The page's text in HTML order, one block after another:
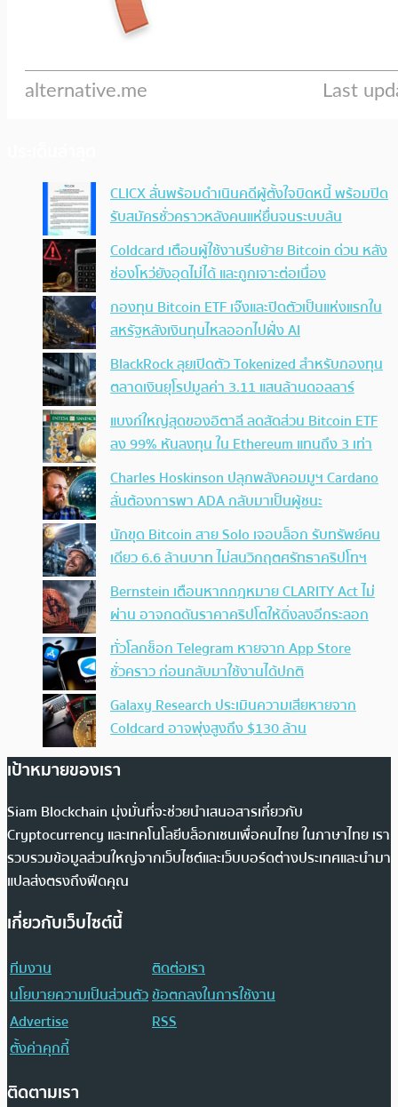
CLICX ลั่นพร้อมดำเนินคดีผู้ตั้งใจบิดหนี้ พร้อมปิด
รับสมัครชั่วคราวหลังคนแห่ยื่นจนระบบล้น
Coldcard เตือนผู้ใช้งานรีบย้าย Bitcoin ด่วน หลัง
ช่องโหว่ยังอุดไม่ได้ และถูกเจาะต่อเนื่อง
กองทุน Bitcoin ETF เจ๊งและปิดตัวเป็นแห่งแรกใน
สหรัฐหลังเงินทุนไหลออกไปฝั่ง AI
BlackRock ลุยเปิดตัว Tokenized สำหรับกองทุน
ตลาดเงินยุโรปมูลค่า 3.11 แสนล้านดอลลาร์
แบงก์ใหญ่สุดของอิตาลี ลดสัดส่วน Bitcoin ETF
ลง 99% หันลงทุน ใน Ethereum แทนถึง 3 เท่า
Charles Hoskinson ปลุกพลังคอมมูฯ Cardano
ลั่นต้องการพา ADA กลับมาเป็นผู้ชนะ
นักขุด Bitcoin สาย Solo เจอบล็อก รับทรัพย์คน
เดียว 6.6 ล้านบาท ไม่สนวิกฤตศรัทธาคริปโทฯ
Bernstein เตือนหากกฎหมาย CLARITY Act ไม่
ผ่าน อาจกดดันราคาคริปโตให้ดิ่งลงอีกระลอก
ทั่วโลกช็อก Telegram หายจาก App Store
ชั่วคราว ก่อนกลับมาใช้งานได้ปกติ
Galaxy Research ประเมินความเสียหายจาก
Coldcard อาจพุ่งสูงถึง $130 ล้าน
เป้าหมายของเรา
Siam Blockchain มุ่งมั่นที่จะช่วยนำเสนอสารเกี่ยวกับ
Cryptocurrency และเทคโนโลยีบล็อกเชนเพื่อคนไทย ในภาษาไทย เรา
รวบรวมข้อมูลส่วนใหญ่จากเว็บไซต์และเว็บบอร์ดต่างประเทศและนำมา
แปลส่งตรงถึงฟีดคุณ
เกี่ยวกับเว็บไซต์นี้
ทีมงาน
ติดต่อเรา
นโยบายความเป็นส่วนตัวข้อตกลงในการใช้งาน
Advertise
RSS
ตั้งค่าคุกกี้
ติดตามเรา